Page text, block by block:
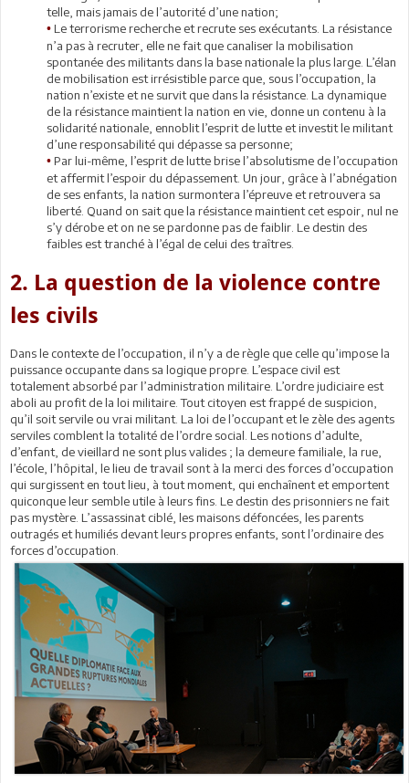
telle, mais jamais de l’autorité d’une nation;
• Le terrorisme recherche et recrute ses exécutants. La résistance
n’a pas à recruter, elle ne fait que canaliser la mobilisation
spontanée des militants dans la base nationale la plus large. L’élan
de mobilisation est irrésistible parce que, sous l’occupation, la
nation n’existe et ne survit que dans la résistance. La dynamique
de la résistance maintient la nation en vie, donne un contenu à la
solidarité nationale, ennoblit l’esprit de lutte et investit le militant
d’une responsabilité qui dépasse sa personne;
• Par lui-même, l’esprit de lutte brise l’absolutisme de l’occupation
et affermit l’espoir du dépassement. Un jour, grâce à l’abnégation
de ses enfants, la nation surmontera l’épreuve et retrouvera sa
liberté. Quand on sait que la résistance maintient cet espoir, nul ne
s’y dérobe et on ne se pardonne pas de faiblir. Le destin des
faibles est tranché à l’égal de celui des traîtres.
2. La question de la violence contre
les civils
Dans le contexte de l’occupation, il n’y a de règle que celle qu’impose la
puissance occupante dans sa logique propre. L’espace civil est
totalement absorbé par l’administration militaire. L’ordre judiciaire est
aboli au profit de la loi militaire. Tout citoyen est frappé de suspicion,
qu’il soit servile ou vrai militant. La loi de l’occupant et le zèle des agents
serviles comblent la totalité de l’ordre social. Les notions d’adulte,
d’enfant, de vieillard ne sont plus valides ; la demeure familiale, la rue,
l’école, l’hôpital, le lieu de travail sont à la merci des forces d’occupation
qui surgissent en tout lieu, à tout moment, qui enchaînent et emportent
quiconque leur semble utile à leurs fins. Le destin des prisonniers ne fait
pas mystère. L’assassinat ciblé, les maisons défoncées, les parents
outragés et humiliés devant leurs propres enfants, sont l’ordinaire des
forces d’occupation.